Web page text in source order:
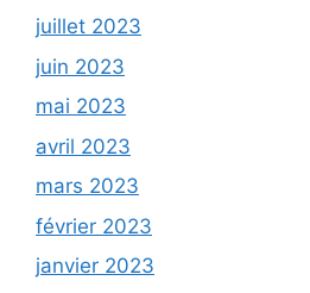
juillet 2023
juin 2023
mai 2023
avril 2023
mars 2023
février 2023
janvier 2023